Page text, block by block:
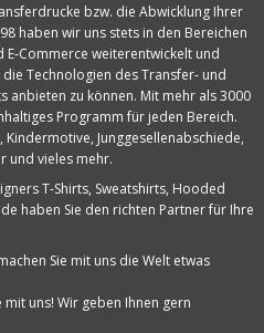
bzw. die Abwicklung Ihrer
haben wir uns stets in den Bereichen
weiterentwickelt und
Technologien des Transfer- und
anbieten zu können. Mit mehr als 3000
Programm für jeden Bereich.
Kindermotive, Junggesellenabschiede,
und vieles mehr.
T-Shirts, Sweatshirts, Hooded
haben Sie den richten Partner für Ihre
Sie mit uns die Welt etwas
mit uns! Wir geben Ihnen gern